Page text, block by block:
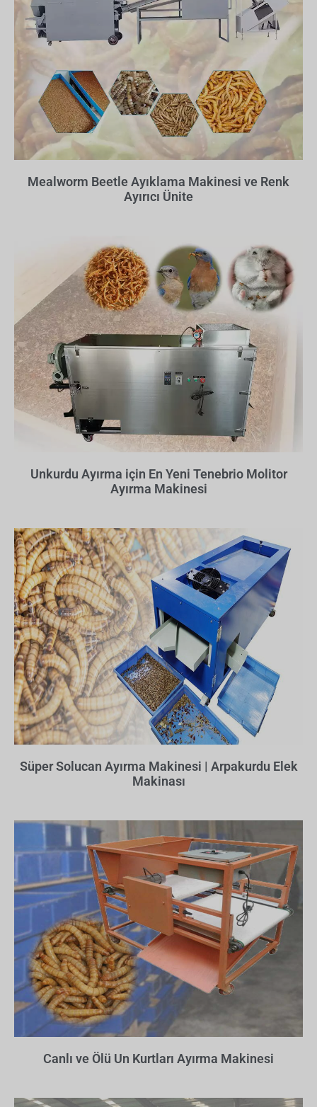
Mealworm Beetle Ayıklama Makinesi ve Renk
Ayırıcı Ünite
Unkurdu Ayırma için En Yeni Tenebrio Molitor
Ayırma Makinesi
Süper Solucan Ayırma Makinesi | Arpakurdu Elek
Makinası
Canlı ve Ölü Un Kurtları Ayırma Makinesi